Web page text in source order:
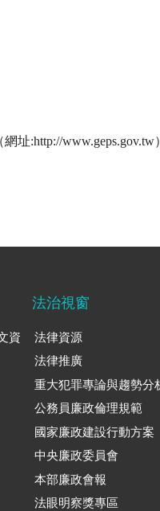
:http://www.geps.gov.tw
資
法治視窗
法律資源
法律推廣
重大犯罪專論與趨勢分
公務員廉政倫理規範
國家廉政建設行動方案
中央廉政委員會
本部廉政會報
法眼明察獎專區